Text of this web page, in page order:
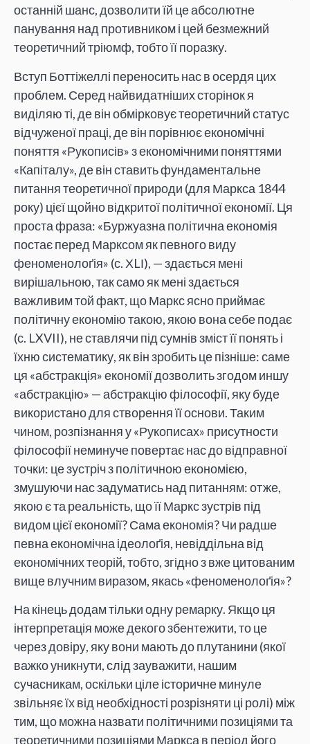
останній шанс, дозволити їй це абсолютне
панування над противником і цей безмежний
теоретичний тріюмф, тобто її поразку.
Вступ Боттіжеллі переносить нас в осердя цих
проблем. Серед найвидатніших сторінок я
виділяю ті, де він обмірковує теоретичний статус
відчуженої праці, де він порівнює економічні
поняття «Рукописів» з економічними поняттями
«Капіталу», де він ставить фундаментальне
питання теоретичної природи (для Маркса 1844
року) цієї щойно відкритої політичної економії. Ця
проста фраза: «Буржуазна політична економія
постає перед Марксом як певного виду
феноменолоґія» (с. ХLІ), — здається мені
вирішальною, так само як мені здається
важливим той факт, що Маркс ясно приймає
політичну економію такою, якою вона себе подає
(с. LXVII), не ставлячи під сумнів зміст її понять і
їхню систематику, як він зробить це пізніше: саме
ця «абстракція» економії дозволить згодом иншу
«абстракцію» — абстракцію філософії, яку буде
використано для створення її основи. Таким
чином, розпізнання у «Рукописах» присутности
філософії неминуче повертає нас до відправної
точки: це зустріч з політичною економією,
змушуючи нас задуматись над питанням: отже,
якою є та реальність, що її Маркс зустрів під
видом цієї економії? Сама економія? Чи радше
певна економічна ідеолоґія, невіддільна від
економічних теорій, тобто, згідно з вже цитованим
вище влучним виразом, якась «феноменолоґія»?
На кінець додам тільки одну ремарку. Якщо ця
інтерпретація може декого збентежити, то це
через довіру, яку вони мають до плутанини (якої
важко уникнути, слід зауважити, нашим
сучасникам, оскільки ціле історичне минуле
звільняє їх від необхідності розрізняти ці ролі) між
тим, що можна назвати політичними позиціями та
теоретичними позиціями Маркса в період його